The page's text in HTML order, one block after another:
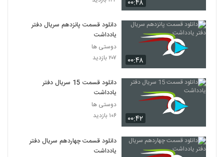
۰۰:۴۸
۰۰:۴۸
دانلود قسمت پانزدهم سریال دفتر
یادداشت
دوستی ها
۲۰۷ بازدید
۰۰:۴۲
دانلود قسمت 15 سریال دفتر
یادداشت
دوستی ها
۱۰۶ بازدید
دانلود قسمت چهاردهم سریال دفتر
یادداشت